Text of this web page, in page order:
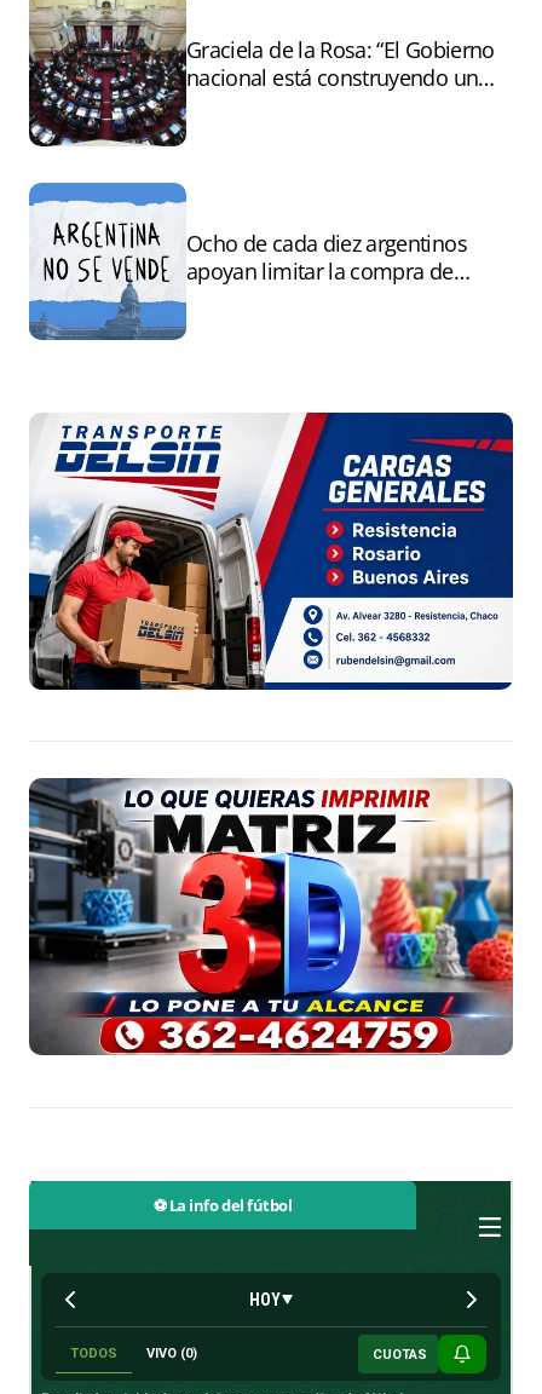
Graciela de la Rosa: “El Gobierno
nacional está construyendo un
Ocho de cada diez argentinos
apoyan limitar la compra de
⚽ La info del fútbol